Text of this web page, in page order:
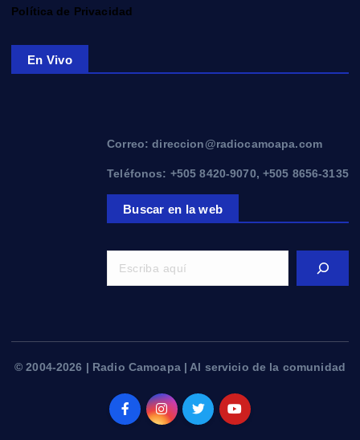
Política de Privacidad
En Vivo
Correo: direccion@radiocamoapa.com
Teléfonos: +505 8420-9070, +505 8656-3135
Buscar en la web
© 2004-2026 | Radio Camoapa | Al servicio de la comunidad